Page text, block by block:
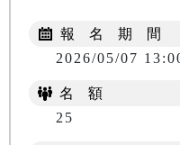
報 名 期 間
2026/05/07
名 額
25